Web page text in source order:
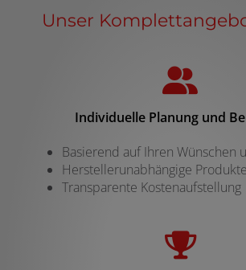
Unser
Individuelle Planung und
Basierend auf Ihren Wünschen
Herstellerunabhängige
Transparente Kostenaufstellung